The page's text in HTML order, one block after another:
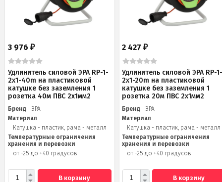
3 976 ₽
Удлинитель силовой ЭРА RP-1-
2x1-40m на пластиковой
катушке без заземления 1
розетка 40м ПВС 2x1мм2
Бренд
ЭРА
Материал
Катушка - пластик, рама - металл
Температурные ограничения
хранения и перевозки
от -25 до +40 градусов
В корзину
2 427₽
Удлинитель силовой ЭРА RP-
2x1-20m на пластиковой
катушке без заземления 1
розетка 20м ПВС 2х1мм2
Бренд
ЭРА
Материал
Катушка - пластик, рама - металл
Температурные ограничения
хранения и перевозки
от -25 до +40 градусов
В корзину